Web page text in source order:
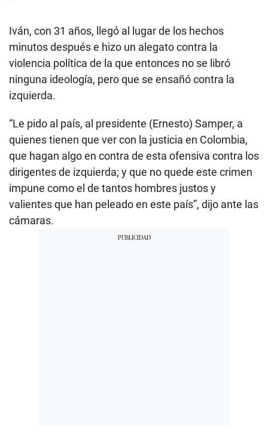
Iván, con 31 años, llegó al lugar de los hechos
minutos después e hizo un alegato contra la
violencia política de la que entonces no se libró
ninguna ideología, pero que se ensañó contra la
izquierda.
“Le pido al país, al presidente (Ernesto) Samper, a
quienes tienen que ver con la justicia en Colombia,
que hagan algo en contra de esta ofensiva contra los
dirigentes de izquierda; y que no quede este crimen
impune como el de tantos hombres justos y
valientes que han peleado en este país”, dijo ante las
cámaras.